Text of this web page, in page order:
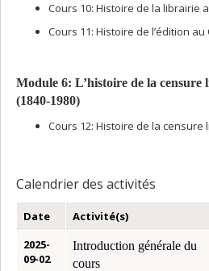
Cours 10: Histoire de la librairie
Cours 11: Histoire de l’édition au
Module 6: L’histoire de la censure
(1840-1980)
Cours 12: Histoire de la
Calendrier des activités
Date Activité(s)
2025-
09-02
Introduction générale du
cours